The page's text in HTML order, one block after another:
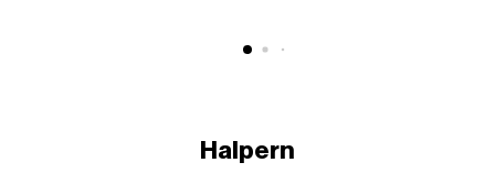
Halpern